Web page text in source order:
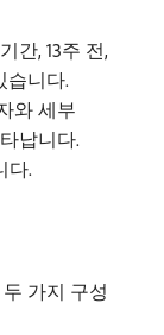
간, 13주 전,
습니다.
와 세부
납니다.
다.
가지 구성